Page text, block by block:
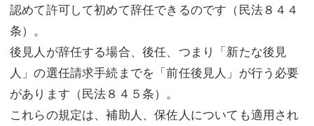
認めて許可して初めて辞任できるのです（民法８４４
条）。
後見人が辞任する場合、後任、つまり「新たな後見
人」の選任請求手続までを「前任後見人」が行う必要
があります（民法８４５条）。
これらの規定は、補助人、保佐人についても適用され